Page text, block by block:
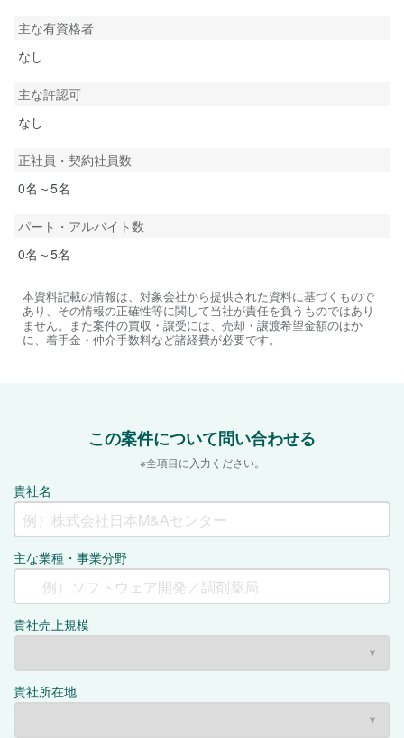
主な有資格者
なし
主な許認可
なし
正社員・契約社員数
0名～5名
パート・アルバイト数
0名～5名
本資料記載の情報は、対象会社から提供された資料に基づくもので
あり、その情報の正確性等に関して当社が責任を負うものではあり
ません。また案件の買収・譲受には、売却・譲渡希望金額のほか
に、着手金・仲介手数料など諸経費が必要です。